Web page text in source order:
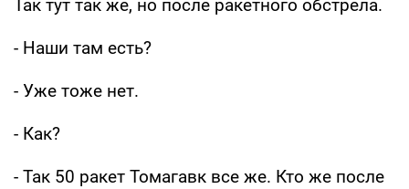
Так тут так же, но после ракетного обстрела.
- Наши там есть?
- Уже тоже нет.
- Как?
- Так 50 ракет Томагавк все же. Кто же после